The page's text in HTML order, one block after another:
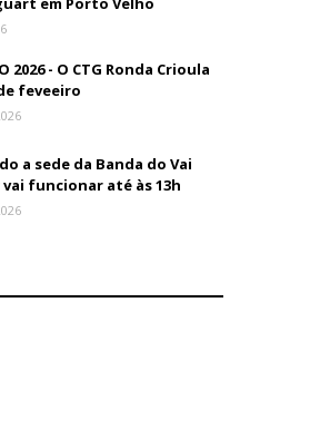
2026 - O CTG Ronda Crioula
feveeiro
a sede da Banda do Vai
vai funcionar até às 13h